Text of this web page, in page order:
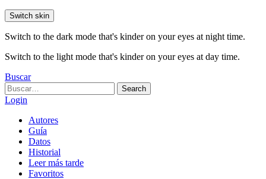
Switch skin
Switch to the dark mode that's kinder on your eyes at night time.
Switch to the light mode that's kinder on your eyes at day time.
Buscar
Search
for:
Search
Login
Autores
Guía
Datos
Historial
Leer más tarde
Favoritos